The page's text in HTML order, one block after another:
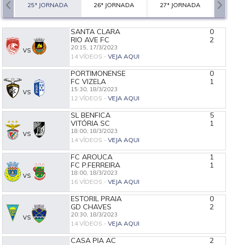
25ª JORNADA 26ª JORNADA 27ª JORNADA
VS
SANTA CLARA
0
RIO AVE FC
2
20:15, 17/3/2023
14 VÍDEOS - VEJA AQUI
VS
PORTIMONENSE
0
FC VIZELA
1
15:30, 18/3/2023
12 VÍDEOS - VEJA AQUI
VS
SL BENFICA
5
VITÓRIA SC
1
18:00, 18/3/2023
14 VÍDEOS - VEJA AQUI
VS
FC AROUCA
1
FC P.FERREIRA
1
18:00, 18/3/2023
16 VÍDEOS - VEJA AQUI
VS
ESTORIL PRAIA
0
GD CHAVES
2
20:30, 18/3/2023
14 VÍDEOS - VEJA AQUI
CASA PIA AC
2